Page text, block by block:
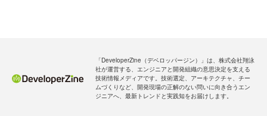
「DeveloperZine（デベロッパージン）」は、株式会社翔泳
社が運営する、エンジニアと開発組織の意思決定を支える
技術情報メディアです。技術選定、アーキテクチャ、チー
ムづくりなど、開発現場の正解のない問いに向き合うエン
ジニアへ、最新トレンドと実践知をお届けします。